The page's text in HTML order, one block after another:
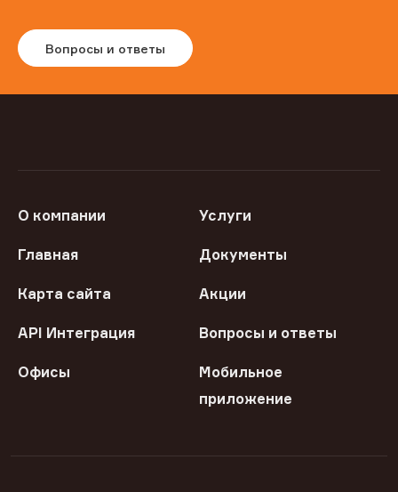
Вопросы и ответы
О компании Услуги
Главная Документы
Карта сайта Акции
API Интеграция Вопросы и ответы
Офисы
Мобильное
приложение